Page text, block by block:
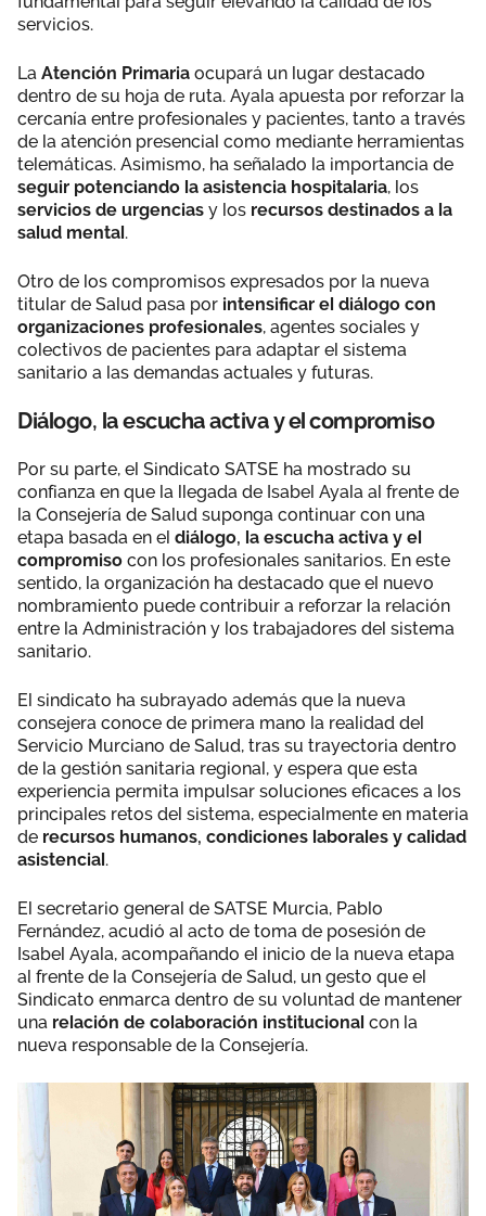
servicios.
La Atención Primaria ocupará un lugar destacado
dentro de su hoja de ruta. Ayala apuesta por reforzar la
cercanía entre profesionales y pacientes, tanto a través
de la atención presencial como mediante herramientas
telemáticas. Asimismo, ha señalado la importancia de
seguir potenciando la asistencia hospitalaria, los
servicios de urgencias y los recursos destinados a la
salud mental.
Otro de los compromisos expresados por la nueva
titular de Salud pasa por intensificar el diálogo con
organizaciones profesionales, agentes sociales y
colectivos de pacientes para adaptar el sistema
sanitario a las demandas actuales y futuras.
Diálogo, la escucha activa y el compromiso
Por su parte, el Sindicato SATSE ha mostrado su
confianza en que la llegada de Isabel Ayala al frente de
la Consejería de Salud suponga continuar con una
etapa basada en el diálogo, la escucha activa y el
compromiso con los profesionales sanitarios. En este
sentido, la organización ha destacado que el nuevo
nombramiento puede contribuir a reforzar la relación
entre la Administración y los trabajadores del sistema
sanitario.
El sindicato ha subrayado además que la nueva
consejera conoce de primera mano la realidad del
Servicio Murciano de Salud, tras su trayectoria dentro
de la gestión sanitaria regional, y espera que esta
experiencia permita impulsar soluciones eficaces a los
principales retos del sistema, especialmente en materia
de recursos humanos, condiciones laborales y calidad
asistencial.
El secretario general de SATSE Murcia, Pablo
Fernández, acudió al acto de toma de posesión de
Isabel Ayala, acompañando el inicio de la nueva etapa
al frente de la Consejería de Salud, un gesto que el
Sindicato enmarca dentro de su voluntad de mantener
una relación de colaboración institucional con la
nueva responsable de la Consejería.